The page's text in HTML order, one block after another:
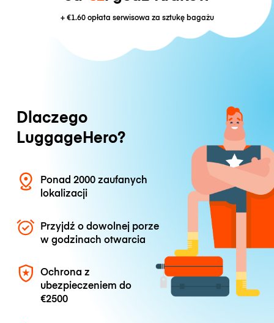
+€1.60opłata serwisowa za sztukę bagażu
Dlaczego
LuggageHero?
Ponad 2000 zaufanych
lokalizacji
Przyjdź o dowolnej porze
w godzinach otwarcia
Ochrona z
ubezpieczeniem do
€2500